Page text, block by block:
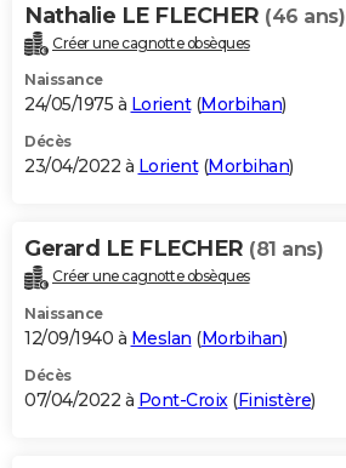
Nathalie LE FLECHER (46 ans)
Créer une cagnotte obsèques
Naissance
24/05/1975 à Lorient(Morbihan)
Décès
23/04/2022 à Lorient(Morbihan)
Gerard LE FLECHER (81 ans)
Créer une cagnotte obsèques
Naissance
12/09/1940 à Meslan (Morbihan)
Décès
07/04/2022 à Pont-Croix(Finistère)